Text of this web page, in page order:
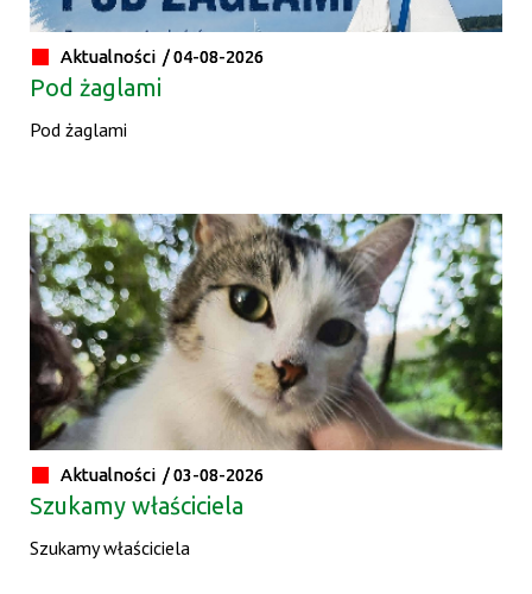
Aktualności /04-08-2026
Pod żaglami
Pod żaglami
Aktualności /03-08-2026
Szukamy właściciela
Szukamy właściciela